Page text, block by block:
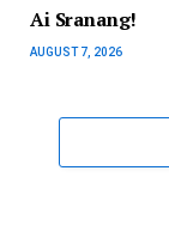
Ai Sranang!
AUGUST 7, 2026